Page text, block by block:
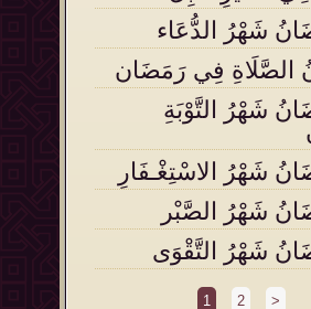
شَهْرُ التَّوْبَةِ
1 2 >